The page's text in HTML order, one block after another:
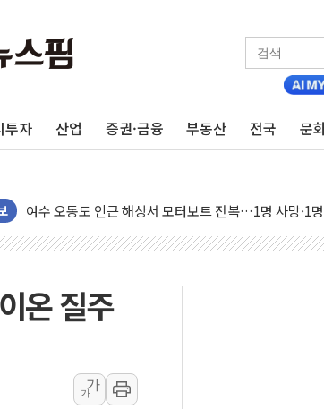
투자 산업 증권·금융 부동산 전국 문
서울 중랑구 주택가서 흉기 난동…60대 남성 2명 숨져
李대통령 "결혼 때문에 손해 보는 일 없게"…'결혼 페
추미애, '위안부' 피해자 기림의 날 참석..."국제적 시민
인천 선재도 갯벌서 해루질 중 실종 60대 나흘만에 숨
'화합' 꺼낸 김민석에 '뻔뻔' 받아친 정청래…제주 연설
李대통령, ISA 개편 재검토 지시…與 "적극 환영"·野 "
연일 폭염에 온열질환 사망 23명…정부, 비상대응기구
中 전방위 아파트 부양, 수도 베이징도 부동산 규제 철폐
온 질주
가
가